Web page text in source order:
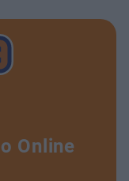
Online